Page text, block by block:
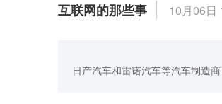
互联网的那些事 10月06日
日产汽车和雷诺汽车等汽车制造